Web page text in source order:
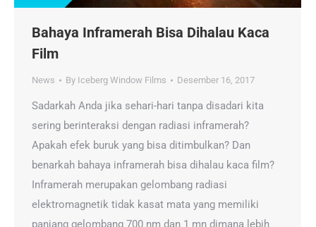
Bahaya Inframerah Bisa Dihalau Kaca
Film
News By Iceberg Window Films Desember 16, 2017
Sadarkah Anda jika sehari-hari tanpa disadari kita
sering berinteraksi dengan radiasi inframerah?
Apakah efek buruk yang bisa ditimbulkan? Dan
benarkah bahaya inframerah bisa dihalau kaca film?
Inframerah merupakan gelombang radiasi
elektromagnetik tidak kasat mata yang memiliki
panjang gelombang 700 nm dan 1 mn dimana lebih